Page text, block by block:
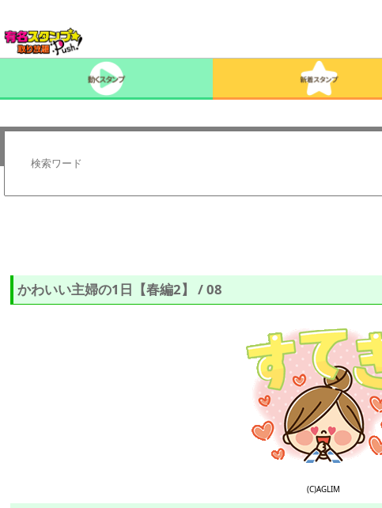
かわいい主婦の1日【春編2】 / 08
(C)AGLIM